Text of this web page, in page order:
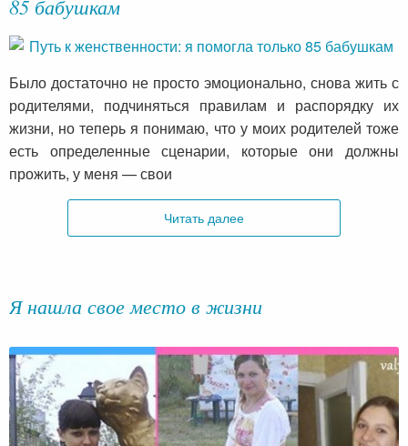
85 бабушкам
Было достаточно не просто эмоционально, снова жить с
родителями, подчиняться правилам и распорядку их
жизни, но теперь я понимаю, что у моих родителей тоже
есть определенные сценарии, которые они должны
прожить, у меня — свои
Читать далее
Я нашла свое место в жизни